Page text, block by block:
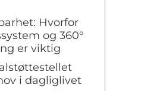
Hvorfor
og 360°
er viktig
i dagliglivet